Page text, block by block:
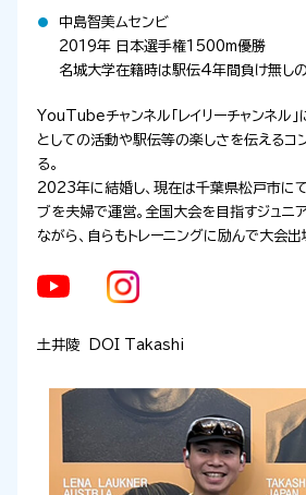
中島智美ムセンビ
2019年 日本選手権1500m優勝
名城大学在籍時は駅伝4年間負け無し
YouTubeチャンネル「レイリーチャンネル
としての活動や駅伝等の楽しさを伝えるコ
る。
2023年に結婚し、現在は千葉県松戸市に
ブを夫婦で運営。全国大会を目指すジュニ
ながら、自らもトレーニングに励んで大会出
土井陵 DOI Takashi